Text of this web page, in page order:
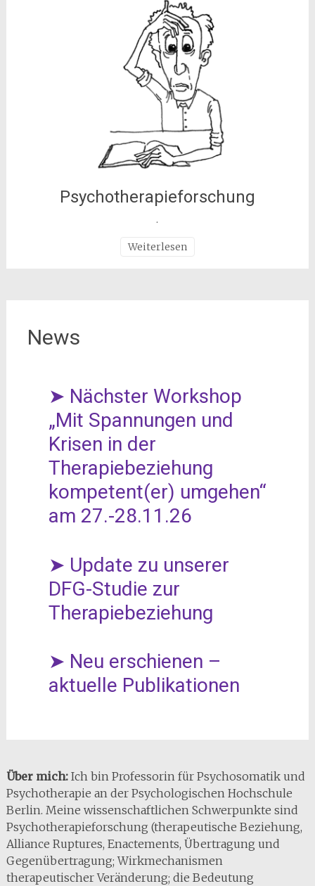
Psychotherapieforschung
.
Weiterlesen
News
➤ Nächster Workshop
„Mit Spannungen und
Krisen in der
Therapiebeziehung
kompetent(er) umgehen“
am 27.-28.11.26
➤ Update zu unserer
DFG-Studie zur
Therapiebeziehung
➤ Neu erschienen –
aktuelle Publikationen
Über mich:Ich bin Professorin für Psychosomatik und
Psychotherapie an der Psychologischen Hochschule
Berlin. Meine wissenschaftlichen Schwerpunkte sind
Psychotherapieforschung (therapeutische Beziehung,
Alliance Ruptures, Enactements, Übertragung und
Gegenübertragung; Wirkmechanismen
therapeutischer Veränderung; die Bedeutung